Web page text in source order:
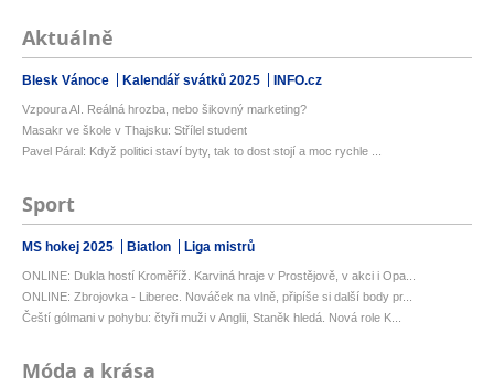
Aktuálně
Blesk Vánoce Kalendář svátků 2025 INFO.cz
Vzpoura AI. Reálná hrozba, nebo šikovný marketing?
Masakr ve škole v Thajsku: Střílel student
Pavel Páral: Když politici staví byty, tak to dost stojí a moc rychle ...
Sport
MS hokej 2025 Biatlon Liga mistrů
ONLINE: Dukla hostí Kroměříž. Karviná hraje v Prostějově, v akci i Opa...
ONLINE: Zbrojovka - Liberec. Nováček na vlně, připíše si další body pr...
Čeští gólmani v pohybu: čtyři muži v Anglii, Staněk hledá. Nová role K...
Móda a krása